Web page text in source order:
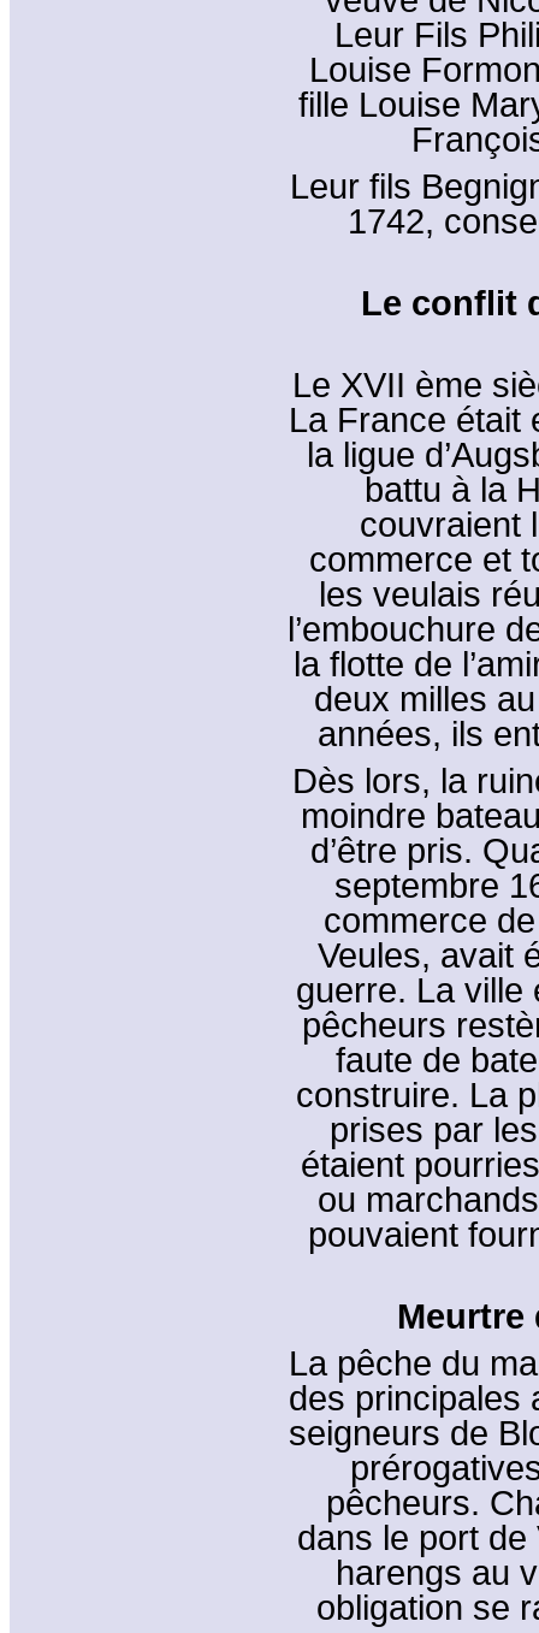
Leur Fils
Louise
fille Louise
Leur fils
1742,
Le conflit
Le XVII ème
La France était
la ligue
battu à la
couvraient
commerce et
les veulais
l’embouchure
la flotte de
deux milles
années, ils
Dès lors, la
moindre
d’être pris.
septembre
commerce
Veules, avait
guerre. La ville
pêcheurs
faute de
construire. La
prises par
étaient
ou
pouvaient
Meurtre
La pêche du
des principales
seigneurs de
pêcheurs.
dans le port
harengs au
obligation se